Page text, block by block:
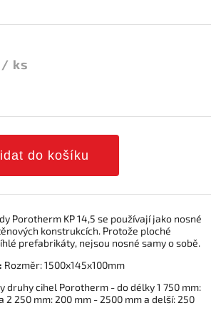
/ ks
do košíku
Porotherm KP 14,5 se používají jako nosné
konstrukcích. Protože ploché
prefabrikáty, nejsou nosné samy o sobě.
Rozměr: 1500x145x100mm
druhy cihel Porotherm - do délky 1 750 mm:
2 250 mm: 200 mm - 2500 mm a delší: 250